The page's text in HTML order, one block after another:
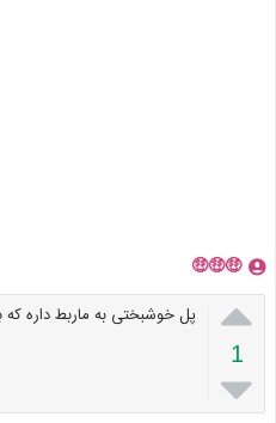
🤑🤑🤑

1

پل خوشبختی به ماربط داره که